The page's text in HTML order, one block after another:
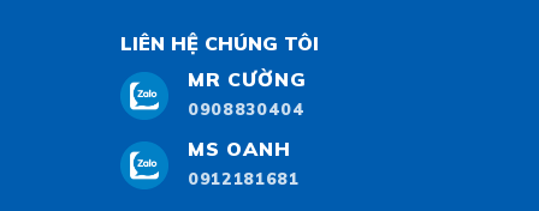
LIÊN HỆ CHÚNG TÔI
MR CƯỜNG
0908830404
MS OANH
0912181681